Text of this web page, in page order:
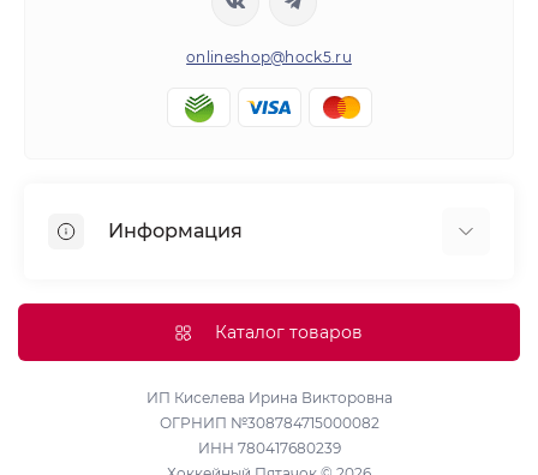
onlineshop@hock5.ru
Информация
Доставка
Политика конфиденциальности и обработки
персональных данных
Каталог товаров
ИП Киселева Ирина Викторовна
ОГРНИП №308784715000082
ИНН 780417680239